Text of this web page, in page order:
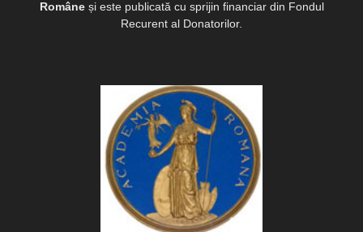
Româneși este publicată cu sprijin financiar din Fondul
Recurent al Donatorilor.